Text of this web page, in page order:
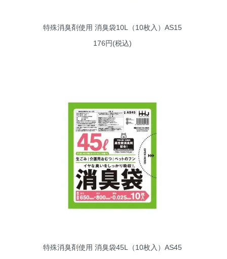
特殊消臭剤使用 消臭袋10L（10枚入）AS15
176円(税込)
特殊消臭剤使用 消臭袋45L（10枚入）AS45